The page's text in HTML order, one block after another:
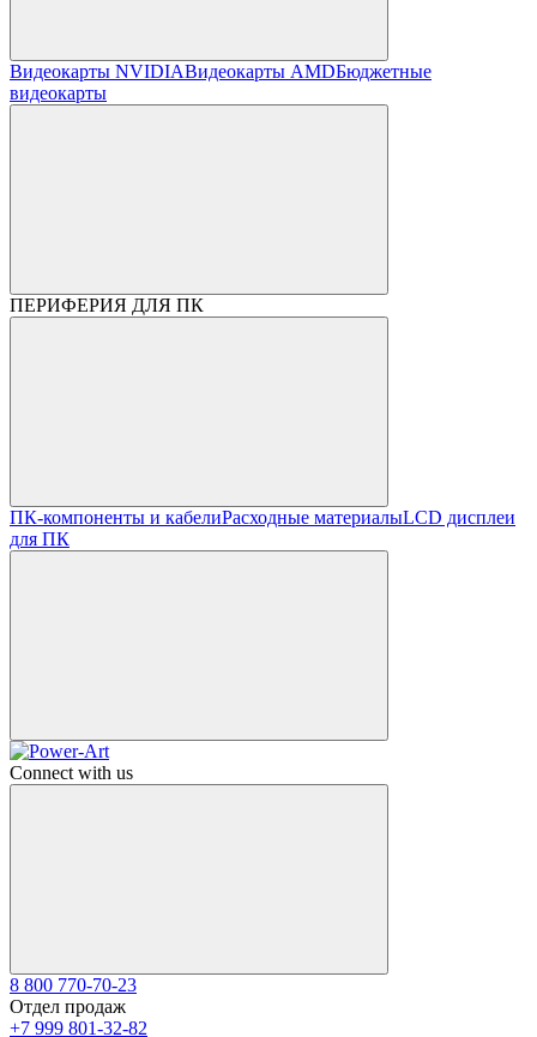
Видеокарты NVIDIAВидеокарты AMDБюджетные
видеокарты
ПЕРИФЕРИЯ ДЛЯ ПК
ПК-компоненты и кабелиРасходные материалыLCD дисплеи
для ПК
Connect with us
8 800 770-70-23
Отдел продаж
+7 999 801-32-82